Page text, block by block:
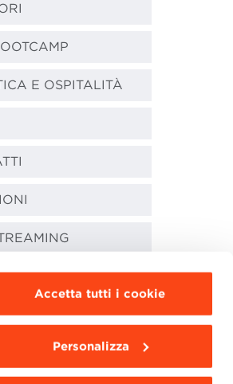
Accetta tutti i cookie
Personalizza
E OSPITALITÀ
PORTAL